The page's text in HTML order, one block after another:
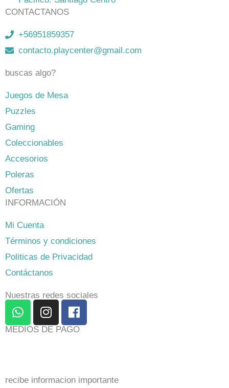
CONTACTANOS
+56951859357
contacto.playcenter@gmail.com
buscas algo?
Juegos de Mesa
Puzzles
Gaming
Coleccionables
Accesorios
Poleras
Ofertas
INFORMACIÓN
Mi Cuenta
Términos y condiciones
Politicas de Privacidad
Contáctanos
Nuestras redes sociales
W
h
a
p
I
n
s
r
F
a
c
o
MEDIOS DE PAGO
recibe informacion importante